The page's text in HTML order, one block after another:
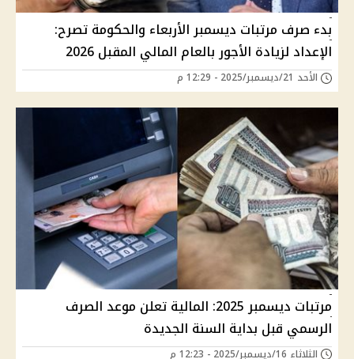
بدء صرف مرتبات ديسمبر الأربعاء والحكومة تصرح:
الإعداد لزيادة الأجور بالعام المالي المقبل 2026
الأحد 21/ديسمبر/2025 - 12:29 م
مرتبات ديسمبر 2025: المالية تعلن موعد الصرف
الرسمي قبل بداية السنة الجديدة
الثلاثاء 16/ديسمبر/2025 - 12:23 م